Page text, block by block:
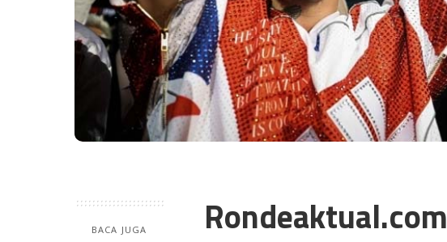
BACA JUGA Rondeaktual.com